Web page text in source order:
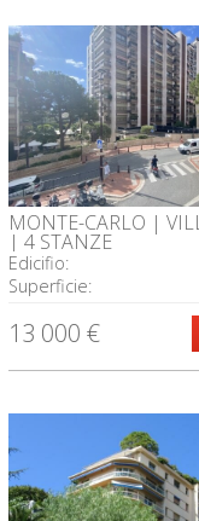
MONTE-CARLO |
| 4 STANZE
Edicifio:
Superficie:
13 000 €